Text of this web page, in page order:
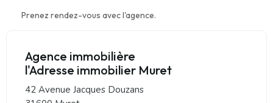
Prenez rendez-vous avec l'agence.
Agence immobilière
l'Adresse immobilier Muret
42 Avenue Jacques Douzans